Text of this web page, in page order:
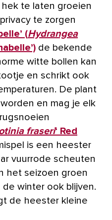
te laten groeien
te zorgen
(Hydrangea
de bekende
witte bollen kan
en schrikt ook
De plant
en mag je elk
fraseri‘ Red
is een heester
vuurrode scheuten
het seizoen groen
winter ook blijven.
de heester kleine